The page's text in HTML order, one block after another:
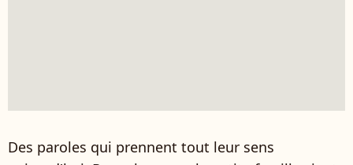
Des paroles qui prennent tout leur sens